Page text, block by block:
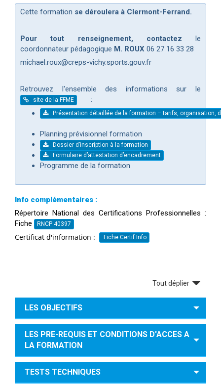
Cette formation se déroulera à Clermont-Ferrand.
Pour tout renseignement, contactez le
coordonnateur pédagogique M. ROUX 06 27 16 33 28
michael.roux@creps-vichy.sports.gouv.fr
Retrouvez l'ensemble des informations sur le
site de la FFME :
Présentation détaillée de la formation – tarifs, organisation,
Planning prévisionnel formation
Dossier d’inscription à la formation
Formulaire d’attestation d’encadrement
Programme de la formation
Info complémentaires :
Répertoire National des Certifications Professionnelles :
Fiche
RNCP 40397
Certificat d'information : Fiche Certif Info
Tout déplier
LES OBJECTIFS
LES PRE-REQUIS ET CONDITIONS D'ACCES A
LA FORMATION
TESTS TECHNIQUES